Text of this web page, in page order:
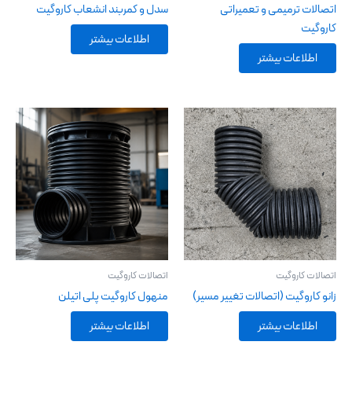
اتصالات ترمیمی و تعمیراتی
کاروگیت
اطلاعات بیشتر
سدل و کمربند انشعاب کاروگیت
اطلاعات بیشتر
اتصالات کاروگیت
زانو کاروگیت (اتصالات تغییر مسیر)
اطلاعات بیشتر
اتصالات کاروگیت
منهول کاروگیت پلی اتیلن
اطلاعات بیشتر